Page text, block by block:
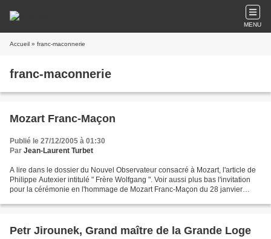
MENU
Accueil » franc-maconnerie
franc-maconnerie
Mozart Franc-Maçon
Publié le 27/12/2005 à 01:30
Par Jean-Laurent Turbet
A lire dans le dossier du Nouvel Observateur consacré à Mozart, l'article de
Philippe Autexier intitulé " Frère Wolfgang ". Voir aussi plus bas l'invitation
pour la cérémonie en l'hommage de Mozart Franc-Maçon du 28 janvier
Petr Jirounek, Grand maître de la Grande Loge